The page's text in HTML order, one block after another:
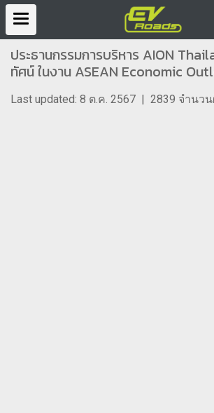
ประธานกรรมการบริหาร AION
ทัศน์ ในงาน ASEAN Economic
Last updated: 8 ต.ค. 2567 | 2839 จำนว